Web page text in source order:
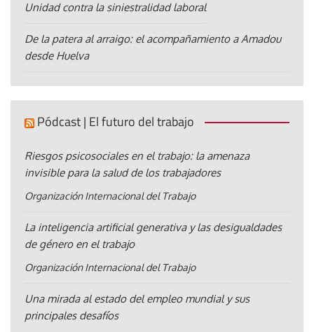
Unidad contra la siniestralidad laboral
De la patera al arraigo: el acompañamiento a Amadou
desde Huelva
Pódcast | El futuro del trabajo
Riesgos psicosociales en el trabajo: la amenaza
invisible para la salud de los trabajadores
Organización Internacional del Trabajo
La inteligencia artificial generativa y las desigualdades
de género en el trabajo
Organización Internacional del Trabajo
Una mirada al estado del empleo mundial y sus
principales desafíos